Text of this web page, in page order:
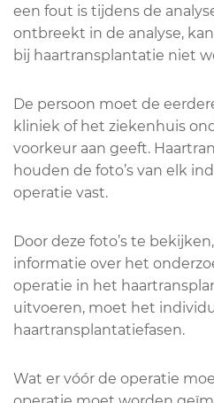
een fout is tijdens de
ontbreekt in de analyse,
bij haartransplantatie niet
De persoon moet de
kliniek of het ziekenhuis
voorkeur aan geeft.
houden de foto’s van elk
operatie vast.
Door deze foto’s te
informatie over het
operatie in het
uitvoeren, moet het
haartransplantatiefasen.
Wat er vóór de operatie